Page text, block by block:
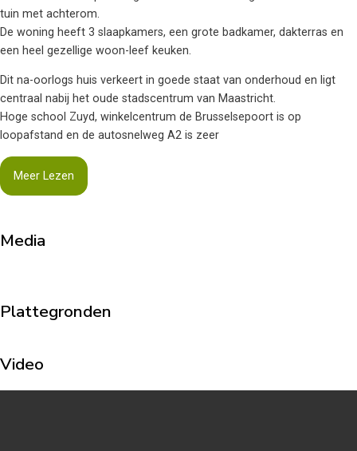
tuin met achterom.
De woning heeft 3 slaapkamers, een grote badkamer, dakterras en
een heel gezellige woon-leef keuken.
Dit na-oorlogs huis verkeert in goede staat van onderhoud en ligt
centraal nabij het oude stadscentrum van Maastricht.
Hoge school Zuyd, winkelcentrum de Brusselsepoort is op
loopafstand en de autosnelweg A2 is zeer
Meer Lezen
Media
Plattegronden
Video